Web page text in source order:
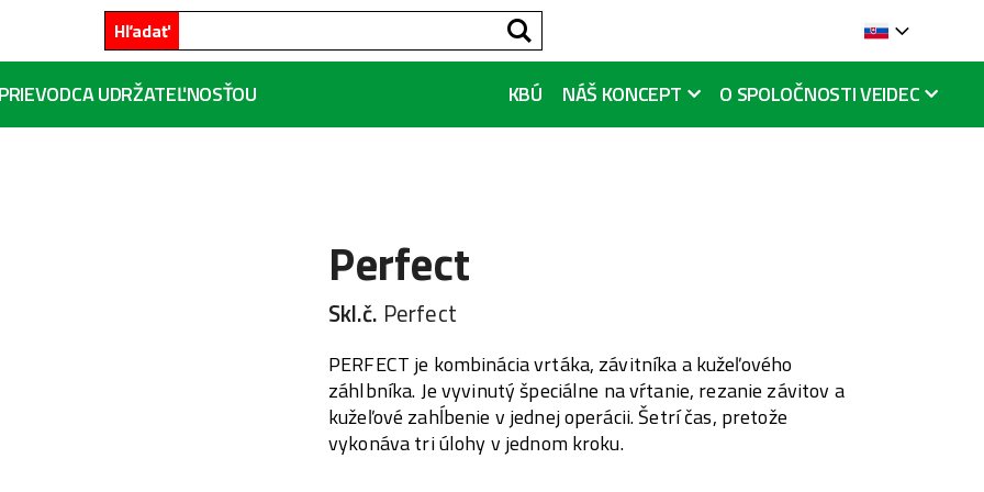
Hľadať
UDRŽATEĽNOSŤOU KBÚ NÁŠ KONCEPT O SPOLOČNOSTI VEIDEC
Perfect
Skl.č. Perfect
PERFECT je kombinácia vrtáka, závitníka a kužeľového
záhlbníka. Je vyvinutý špeciálne na vŕtanie, rezanie závitov a
kužeľové zahĺbenie v jednej operácii. Šetrí čas, pretože
vykonáva tri úlohy v jednom kroku.